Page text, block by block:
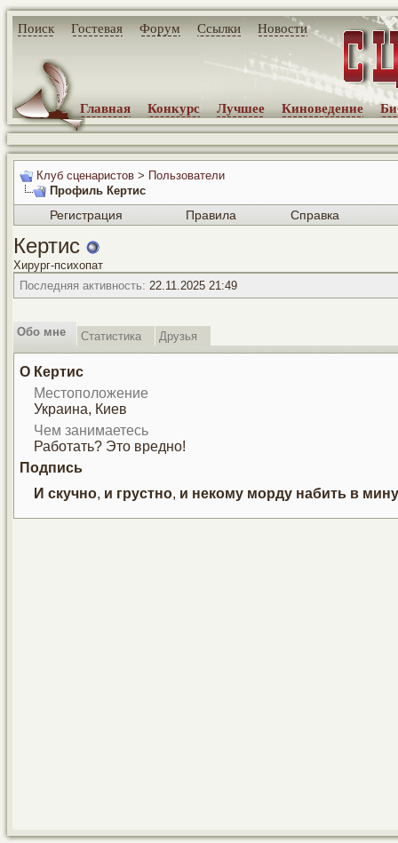
Поиск Гостевая Форум Ссылки Новости
Главная Конкурс Лучшее Киноведение
Клуб сценаристов > Пользователи
Профиль Кертис
Регистрация Правила Справка
Кертис
Хирург-психопат
Последняя активность: 22.11.2025 21:49
Обо мне Статистика Друзья
О Кертис
Местоположение
Украина, Киев
Чем занимаетесь
Работать? Это вредно!
Подпись
И скучно, и грустно, и некому морду набить в